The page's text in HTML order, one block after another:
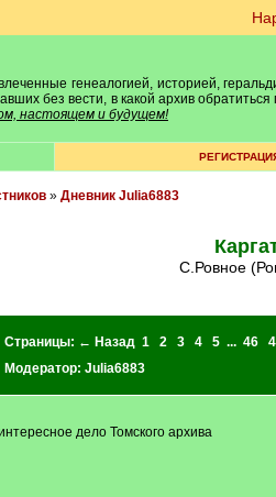
генеалогией, историей,
без вести, в какой архив
настоящем и будущем!
» Дневник Julia6883
с.Ровное
Страницы: ← Назад 1 2 3 4 5 ... 46
Модератор: Julia6883
дело Томского архива